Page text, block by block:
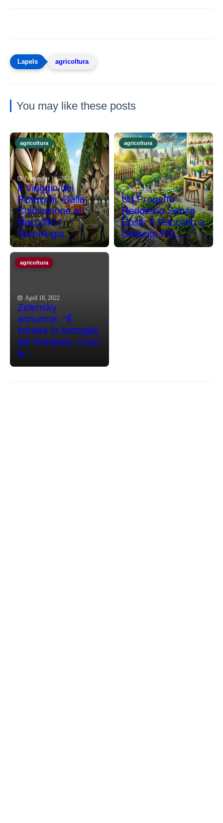
agricoltura
You may like these posts
agricoltura
November 16, 2024
Il Viaggio dei
Pistacchi: Dalla
Coltivazione al
Raccolto |
Tecnologia...
agricoltura
November 2, 2024
Un Progetto
Redditizio Senza
Costi: Il Raccolto a
Crescita Più...
agricoltura
April 18, 2022
Zelensky
annuncia: “È
iniziata la battaglia
del Donbass, russi
la...